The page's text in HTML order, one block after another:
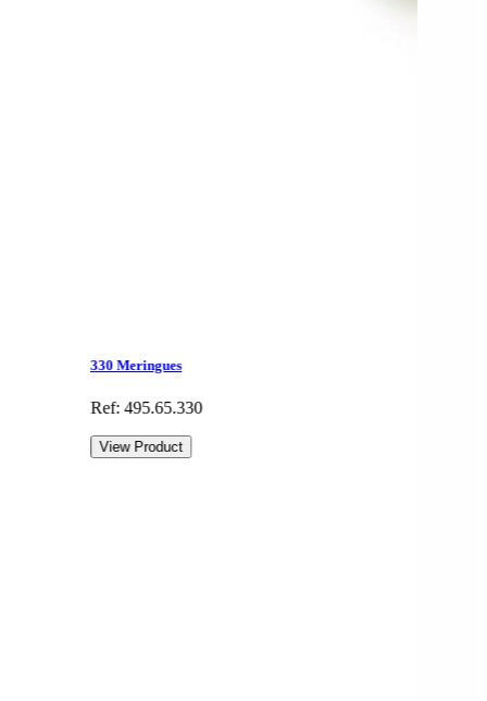
330 Meringues
Ref: 495.65.330
View Product